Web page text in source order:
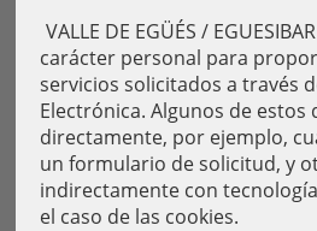
VALLE DE EGÜÉS /
carácter personal para
servicios solicitados a través
Electrónica. Algunos de estos
directamente, por ejemplo,
un formulario de solicitud, y
indirectamente con
el caso de las cookies.